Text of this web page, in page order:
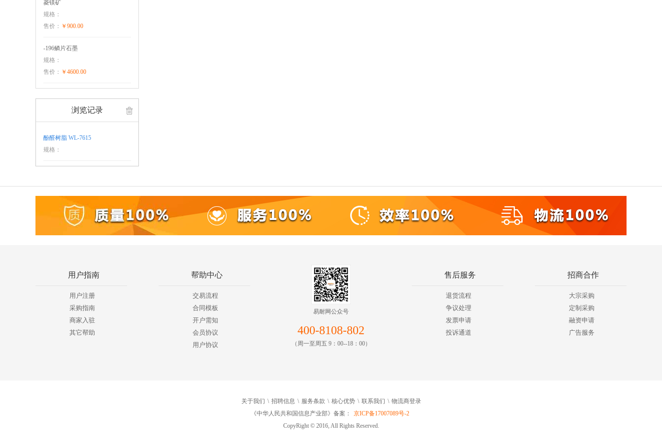
菱镁矿
规格：
售价： ￥900.00
-196鳞片石墨
规格：
售价： ￥4600.00
浏览记录
酚醛树脂 WL-7615
规格：
用户指南
用户注册
采购指南
商家入驻
其它帮助
帮助中心
交易流程
合同模板
开户需知
会员协议
用户协议
易耐网公众号
400-8108-802
（周一至周五 9：00--18：00）
售后服务
退货流程
争议处理
发票申请
投诉通道
招商合作
大宗采购
定制采购
融资申请
广告服务
关于我们 \ 招聘信息 \ 服务条款 \ 核心优势 \ 联系我们 \ 物流商登录
《中华人民共和国信息产业部》备案：
京ICP备17007089号-2
CopyRight © 2016, All Rights Reserved.